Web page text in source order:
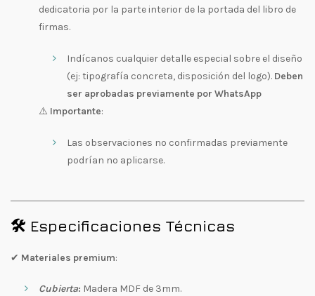
dedicatoria por la parte interior de la portada del libro de
firmas.
Indícanos cualquier detalle especial sobre el diseño
(ej: tipografía concreta, disposición del logo). Deben
ser aprobadas previamente por WhatsApp
⚠️ Importante:
Las observaciones no confirmadas previamente
podrían no aplicarse.
🛠️ Especificaciones Técnicas
✔ Materiales premium:
Cubierta: Madera MDF de 3mm.